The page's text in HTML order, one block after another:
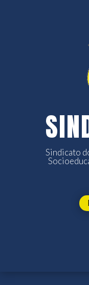
Sindicato